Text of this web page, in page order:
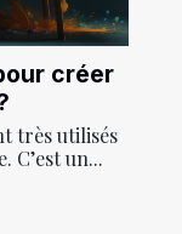
créer
très utilisés
C’est un...